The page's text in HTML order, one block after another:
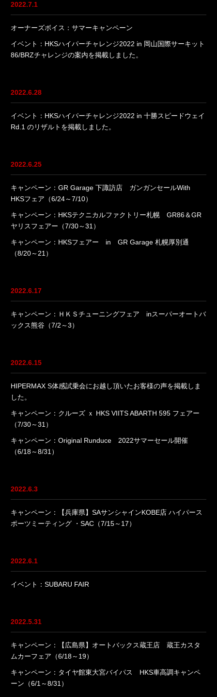
2022.7.1
オーナーズボイス：サマーキャンペーン
イベント：HKSハイパーチャレンジ2022 in 岡山国際サーキット
86/BRZチャレンジの案内を掲載しました。
2022.6.28
イベント：HKSハイパーチャレンジ2022 in 十勝スピードウェイ
Rd.1 のリザルトを掲載しました。
2022.6.25
キャンペーン：GR Garage 下諏訪店 ガンガンセールWith
HKSフェア（6/24～7/10）
キャンペーン：HKSテクニカルファクトリー札幌 GR86＆GR
ヤリスフェアー（7/30～31）
キャンペーン：HKSフェアー in GR Garage 札幌厚別通
（8/20～21）
2022.6.17
キャンペーン：ＨＫＳチューニングフェア inスーパーオートバ
ックス熊谷（7/2～3）
2022.6.15
HIPERMAX S体感試乗会にお越し頂いたお客様の声を掲載しま
した。
キャンペーン：クルーズ ｘ HKS VIITS ABARTH 595 フェアー
（7/30～31）
キャンペーン：Original Runduce 2022サマーセール開催
（6/18～8/31）
2022.6.3
キャンペーン：【兵庫県】SAサンシャインKOBE店 ハイパース
ポーツミーティング ・SAC（7/15～17）
2022.6.1
イベント：SUBARU FAIR
2022.5.31
キャンペーン：【広島県】オートバックス蔵王店 蔵王カスタ
ムカーフェア（6/18～19）
キャンペーン：タイヤ館東大宮バイパス HKS車高調キャンペ
ーン（6/1～8/31）